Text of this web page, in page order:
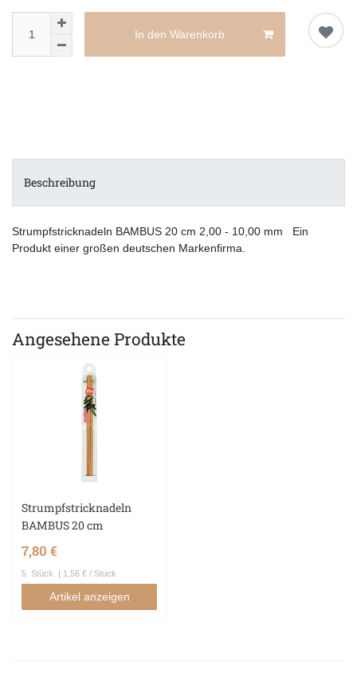
In den Warenkorb
Beschreibung
Strumpfstricknadeln BAMBUS 20 cm 2,00 - 10,00 mm Ein
Produkt einer großen deutschen Markenfirma.
Angesehene Produkte
Strumpfstricknadeln
BAMBUS 20 cm
7,80 €
5 Stück | 1,56 € / Stück
Artikel anzeigen